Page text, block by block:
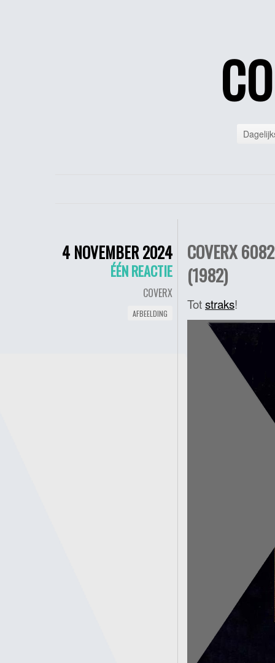
4 NOVEMBER 2024
ÉÉN REACTIE
COVERX
AFBEELDING
COVERX
(1982)
Totstraks!